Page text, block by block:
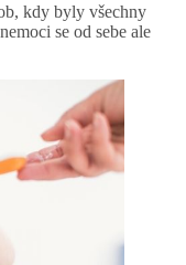
kdy byly všechny
se od sebe ale